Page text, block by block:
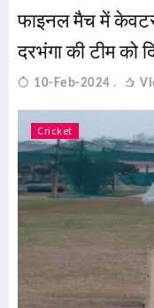
फाइनल मैच में
दरभंगा की टीम को
10-Feb-2024
Cricket